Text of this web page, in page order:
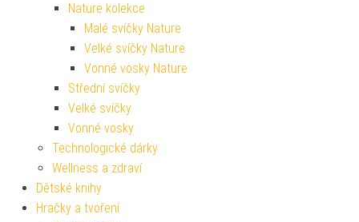
Nature kolekce
Malé svíčky Nature
Velké svíčky Nature
Vonné vosky Nature
Střední svíčky
Velké svíčky
Vonné vosky
Technologické dárky
Wellness a zdraví
Dětské knihy
Hračky a tvoření